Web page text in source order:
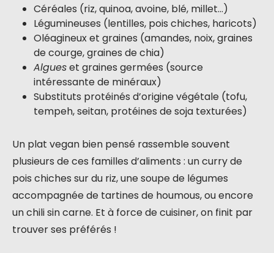
Céréales (riz, quinoa, avoine, blé, millet…)
Légumineuses (lentilles, pois chiches, haricots)
Oléagineux et graines (amandes, noix, graines
de courge, graines de chia)
Algueset graines germées (source
intéressante de minéraux)
Substituts protéinés d’origine végétale (tofu,
tempeh, seitan, protéines de soja texturées)
Un plat vegan bien pensé rassemble souvent
plusieurs de ces familles d’aliments : un curry de
pois chiches sur du riz, une soupe de légumes
accompagnée de tartines de houmous, ou encore
un chili sin carne. Et à force de cuisiner, on finit par
trouver ses préférés !